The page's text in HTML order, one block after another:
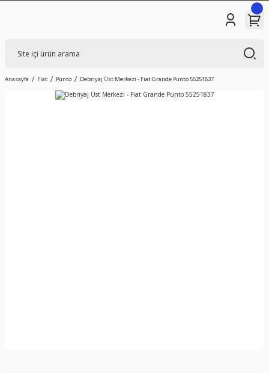
Anasayfa Fiat Punto Debriyaj Üst Merkezi - Fiat Grande Punto 55251837